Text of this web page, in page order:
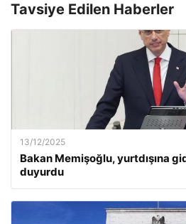
Tavsiye Edilen Haberler
13/12/2025
Bakan Memişoğlu, yurtdışına
duyurdu